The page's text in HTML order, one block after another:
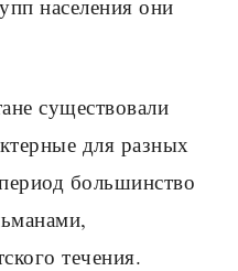
населения они
существовали
для разных
большинство
течения.